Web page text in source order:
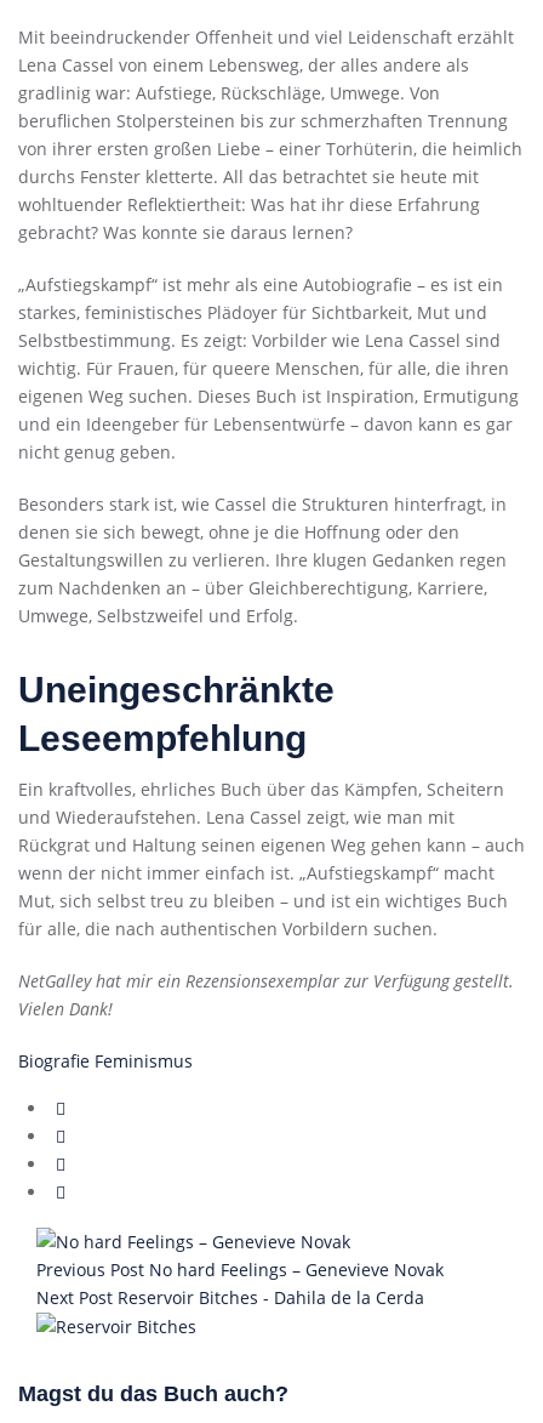
Mit beeindruckender Offenheit und viel Leidenschaft erzählt
Lena Cassel von einem Lebensweg, der alles andere als
gradlinig war: Aufstiege, Rückschläge, Umwege. Von
beruflichen Stolpersteinen bis zur schmerzhaften Trennung
von ihrer ersten großen Liebe – einer Torhüterin, die heimlich
durchs Fenster kletterte. All das betrachtet sie heute mit
wohltuender Reflektiertheit: Was hat ihr diese Erfahrung
gebracht? Was konnte sie daraus lernen?
„Aufstiegskampf“ ist mehr als eine Autobiografie – es ist ein
starkes, feministisches Plädoyer für Sichtbarkeit, Mut und
Selbstbestimmung. Es zeigt: Vorbilder wie Lena Cassel sind
wichtig. Für Frauen, für queere Menschen, für alle, die ihren
eigenen Weg suchen. Dieses Buch ist Inspiration, Ermutigung
und ein Ideengeber für Lebensentwürfe – davon kann es gar
nicht genug geben.
Besonders stark ist, wie Cassel die Strukturen hinterfragt, in
denen sie sich bewegt, ohne je die Hoffnung oder den
Gestaltungswillen zu verlieren. Ihre klugen Gedanken regen
zum Nachdenken an – über Gleichberechtigung, Karriere,
Umwege, Selbstzweifel und Erfolg.
Uneingeschränkte
Leseempfehlung
Ein kraftvolles, ehrliches Buch über das Kämpfen, Scheitern
und Wiederaufstehen. Lena Cassel zeigt, wie man mit
Rückgrat und Haltung seinen eigenen Weg gehen kann – auch
wenn der nicht immer einfach ist. „Aufstiegskampf“ macht
Mut, sich selbst treu zu bleiben – und ist ein wichtiges Buch
für alle, die nach authentischen Vorbildern suchen.
NetGalley hat mir ein Rezensionsexemplar zur Verfügung gestellt.
Vielen Dank!
Biografie Feminismus
Previous Post No hard Feelings – Genevieve Novak
Next Post Reservoir Bitches - Dahila de la Cerda
Magst du das Buch auch?